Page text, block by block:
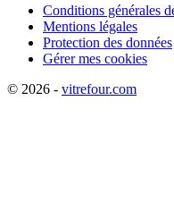
Conditions générales
Mentions légales
Protection des données
Gérer mes cookies
© 2026 - vitrefour.com